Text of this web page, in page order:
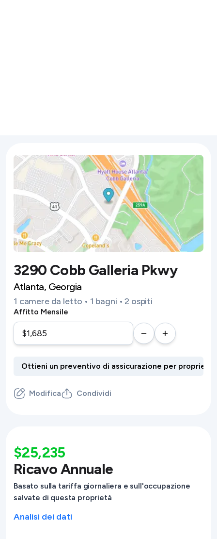
3290 Cobb Galleria Pkwy
Atlanta, Georgia
1 camere da letto • 1 bagni • 2 ospiti
Affitto Mensile
Modifica Condividi
$25,235
Ricavo Annuale
Basato sulla tariffa giornaliera e sull'occupazione
salvate di questa proprietà
Analisi dei dati